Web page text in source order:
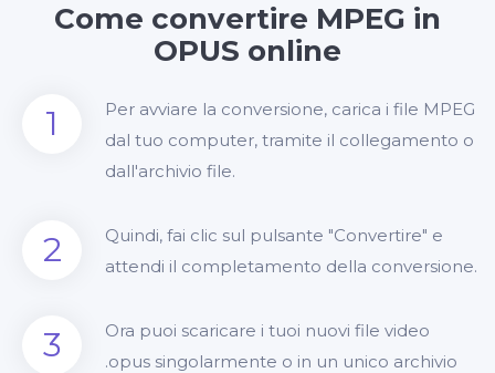
Come convertire MPEG in
OPUS online
1
Per avviare la conversione, carica i file MPEG
dal tuo computer, tramite il collegamento o
dall'archivio file.
2
Quindi, fai clic sul pulsante "Convertire" e
attendi il completamento della conversione.
3
Ora puoi scaricare i tuoi nuovi file video
.opus singolarmente o in un unico archivio